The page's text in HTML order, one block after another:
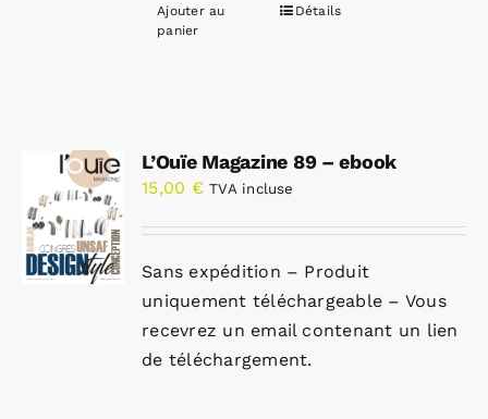
Ajouter au
panier
Détails
L’Ouïe Magazine 89 – ebook
15,00 € TVA incluse
Sans expédition – Produit
uniquement téléchargeable – Vous
recevrez un email contenant un lien
de téléchargement.